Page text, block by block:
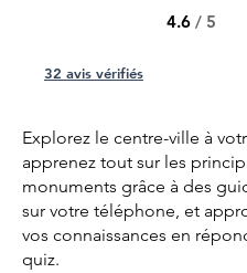
4.6 / 5
32 avis vérifiés
Explorez le centre-ville à
apprenez tout sur les
monuments grâce à des
sur votre téléphone, et
vos connaissances en
quiz.